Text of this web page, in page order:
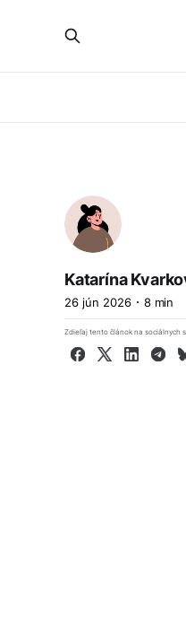
Katarína
26 jún 2026 8 min
Zdieľaj tento článok na sociálnych
Facebook
X